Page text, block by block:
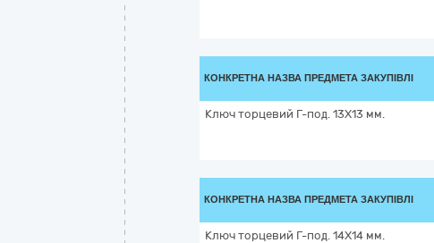
КОНКРЕТНА НАЗВА ПРЕДМЕТА ЗАКУПІВЛІ
Ключ торцевий Г-под. 13X13 мм.
КОНКРЕТНА НАЗВА ПРЕДМЕТА ЗАКУПІВЛІ
Ключ торцевий Г-под. 14X14 мм.